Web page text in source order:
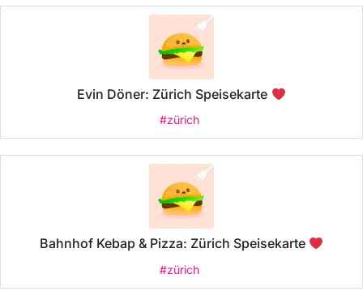
Evin Döner: Zürich Speisekarte
#zürich
Bahnhof Kebap & Pizza: Zürich Speisekarte
#zürich